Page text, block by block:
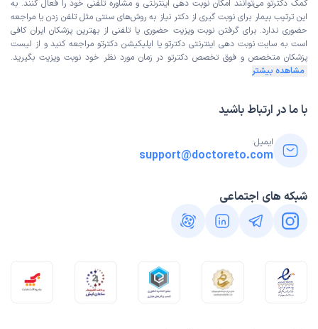
کمک دکترتو می‌توانند امکان نوبت دهی اینترنتی و مشاوره تلفنی خود را فعال کنند. به
این ترتیب بیمار برای نوبت گیری از دکتر نیاز به روش‌های سنتی مثل تلفن زدن یا مراجعه
حضوری ندارد. برای گرفتن نوبت ویزیت حضوری یا تلفنی از بهترین پزشکان ایران کافی
است به سایت نوبت دهی اینترنتی دکترتو یا اپلیکیشن دکترتو مراجعه کنید و از لیست
پزشکان متخصص و فوق تخصص دکترتو در زمان مورد نظر خود نوبت ویزیت بگیرید.
مشاهده بیشتر
با ما در ارتباط باشید
ایمیل:
support@doctoreto.com
شبکه های اجتماعی